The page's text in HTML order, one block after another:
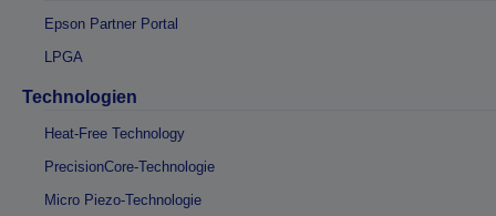
Epson Partner Portal
LPGA
Technologien
Heat-Free Technology
PrecisionCore-Technologie
Micro Piezo-Technologie